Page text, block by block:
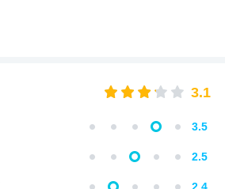
3.1
3.5
2.5